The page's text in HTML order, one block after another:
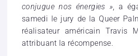
conjugue nos énergies », a
samedi le jury de la Queer
réalisateur américain Travis
attribuant la récompense.